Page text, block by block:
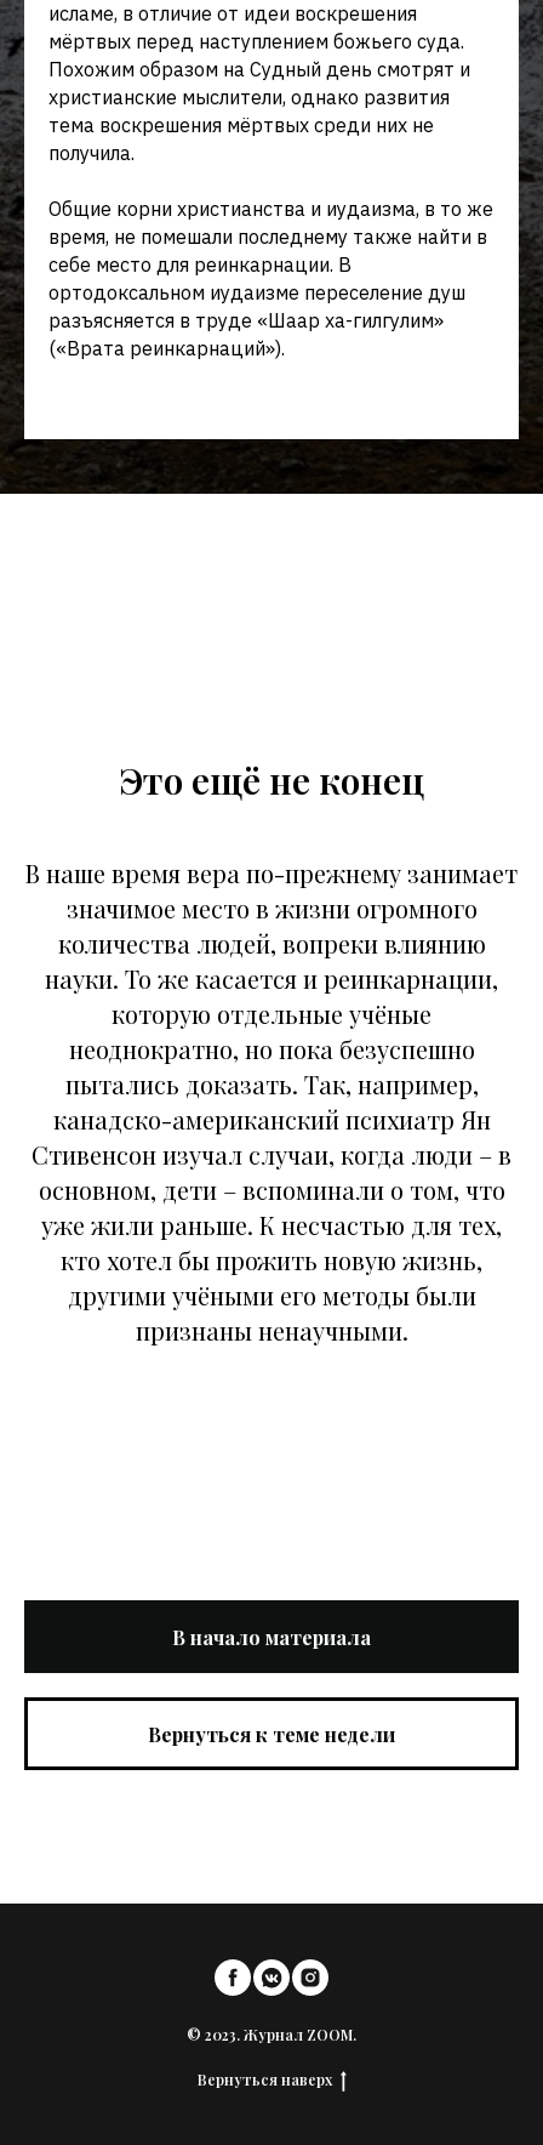
исламе, в отличие от идеи воскрешения
мёртвых перед наступлением божьего суда.
Похожим образом на Судный день смотрят и
христианские мыслители, однако развития
тема воскрешения мёртвых среди них не
получила.
Общие корни христианства и иудаизма, в то же
время, не помешали последнему также найти в
себе место для реинкарнации. В
ортодоксальном иудаизме переселение душ
разъясняется в труде «Шаар ха-гилгулим»
(«Врата реинкарнаций»).
Это ещё не конец
В наше время вера по-прежнему занимает
значимое место в жизни огромного
количества людей, вопреки влиянию
науки. То же касается и реинкарнации,
которую отдельные учёные
неоднократно, но пока безуспешно
пытались доказать. Так, например,
канадско-американский психиатр Ян
Стивенсон изучал случаи, когда люди – в
основном, дети – вспоминали о том, что
уже жили раньше. К несчастью для тех,
кто хотел бы прожить новую жизнь,
другими учёными его методы были
признаны ненаучными.
В начало материала
Вернуться к теме недели
© 2023. Журнал ZOOM.
Вернуться наверх